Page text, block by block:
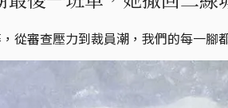
從審查壓力到裁員潮，我們的每一腳